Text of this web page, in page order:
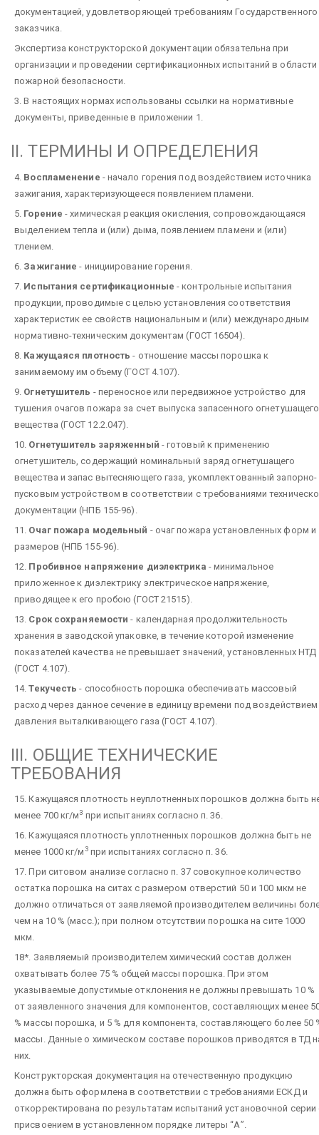
документацией, удовлетворяющей требованиям Государственного
заказчика.
Экспертиза конструкторской документации обязательна при
организации и проведении сертификационных испытаний в области
пожарной безопасности.
3. В настоящих нормах использованы ссылки на нормативные
документы, приведенные в приложении 1.
II. ТЕРМИНЫ И ОПРЕДЕЛЕНИЯ
4. Воспламенение - начало горения под воздействием источника
зажигания, характеризующееся появлением пламени.
5. Горение - химическая реакция окисления, сопровождающаяся
выделением тепла и (или) дыма, появлением пламени и (или)
тлением.
6. Зажигание - инициирование горения.
7. Испытания сертификационные - контрольные испытания
продукции, проводимые с целью установления соответствия
характеристик ее свойств национальным и (или) международным
нормативно-техническим документам (ГОСТ 16504).
8. Кажущаяся плотность - отношение массы порошка к
занимаемому им объему (ГОСТ 4.107).
9. Огнетушитель - переносное или передвижное устройство для
тушения очагов пожара за счет выпуска запасенного огнетушащего
вещества (ГОСТ 12.2.047).
10. Огнетушитель заряженный - готовый к применению
огнетушитель, содержащий номинальный заряд огнетушащего
вещества и запас вытесняющего газа, укомплектованный запорно-
пусковым устройством в соответствии с требованиями
документации (НПБ 155-96).
11. Очаг пожара модельный - очаг пожара установленных форм и
размеров (НПБ 155-96).
12. Пробивное напряжение диэлектрика - минимальное
приложенное к диэлектрику электрическое напряжение,
приводящее к его пробою (ГОСТ 21515).
13. Срок сохраняемости - календарная продолжительность
хранения в заводской упаковке, в течение которой изменение
показателей качества не превышает значений, установленных НТД
(ГОСТ 4.107).
14.Текучесть - способность порошка обеспечивать массовый
расход через данное сечение в единицу времени под воздействием
давления выталкивающего газа (ГОСТ 4.107).
III. ОБЩИЕ ТЕХНИЧЕСКИЕ
ТРЕБОВАНИЯ
15. Кажущаяся плотность неуплотненных порошков должна быть
менее 700 кг/м3 при испытаниях согласно п. 36.
16. Кажущаяся плотность уплотненных порошков должна быть не
менее 1000 кг/м3при испытаниях согласно п. 36.
17. При ситовом анализе согласно п. 37 совокупное количество
остатка порошка на ситах с размером отверстий 50 и 100 мкм не
должно отличаться от заявляемой производителем величины
чем на 10 % (масс.); при полном отсутствии порошка на сите 1000
мкм.
18*. Заявляемый производителем химический состав должен
охватывать более 75 % общей массы порошка. При этом
указываемые допустимые отклонения не должны превышать 10 %
от заявленного значения для компонентов, составляющих менее
% массы порошка, и 5 % для компонента, составляющего более 50
массы. Данные о химическом составе порошков приводятся в ТД
них.
Конструкторская документация на отечественную продукцию
должна быть оформлена в соответствии с требованиями ЕСКД и
откорректирована по результатам испытаний установочной серии
присвоением в установленном порядке литеры “А”.